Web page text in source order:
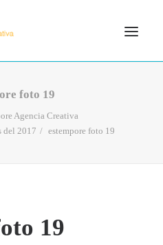
foto 19
Agencia Creativa
del 2017
estempore foto 19
19